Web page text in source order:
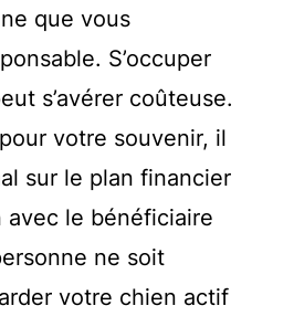
que vous
S’occuper
s’avérer coûteuse.
votre souvenir, il
sur le plan financier
avec le bénéficiaire
ne soit
votre chien actif